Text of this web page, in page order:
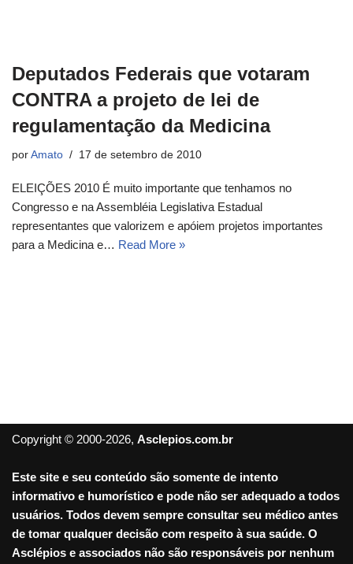
Deputados Federais que votaram
CONTRA a projeto de lei de
regulamentação da Medicina
por Amato 17 de setembro de 2010
ELEIÇÕES 2010 É muito importante que tenhamos no
Congresso e na Assembléia Legislativa Estadual
representantes que valorizem e apóiem projetos importantes
para a Medicina e… Read More »
Copyright © 2000-2026, Asclepios.com.br
Este site e seu conteúdo são somente de intento
informativo e humorístico e pode não ser adequado a todos
usuários. Todos devem sempre consultar seu médico antes
de tomar qualquer decisão com respeito à sua saúde. O
Asclépios e associados não são responsáveis por nenhum